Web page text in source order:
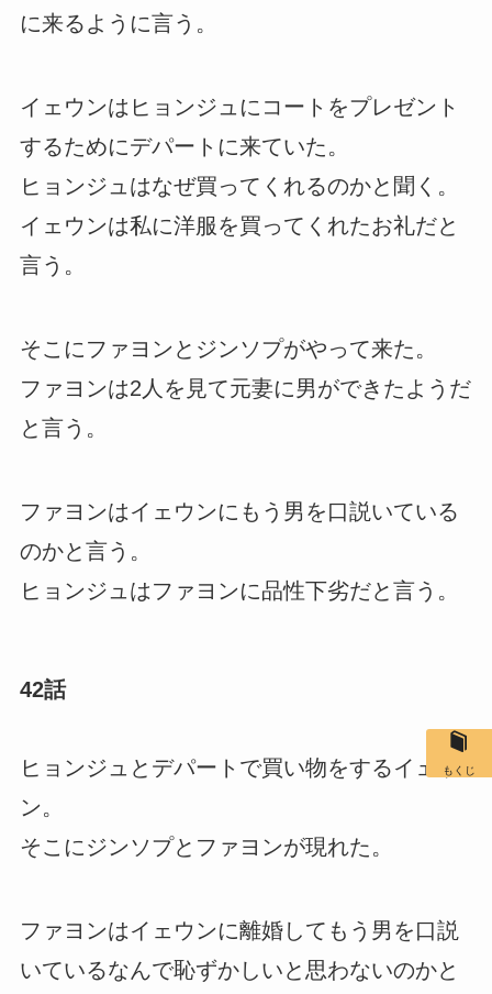
に来るように言う。
イェウンはヒョンジュにコートをプレゼント
するためにデパートに来ていた。
ヒョンジュはなぜ買ってくれるのかと聞く。
イェウンは私に洋服を買ってくれたお礼だと
言う。
そこにファヨンとジンソプがやって来た。
ファヨンは2人を見て元妻に男ができたようだ
と言う。
ファヨンはイェウンにもう男を口説いている
のかと言う。
ヒョンジュはファヨンに品性下劣だと言う。
42話
ヒョンジュとデパートで買い物をするイェウ
ン。
そこにジンソプとファヨンが現れた。
ファヨンはイェウンに離婚してもう男を口説
いているなんで恥ずかしいと思わないのかと
もくじ